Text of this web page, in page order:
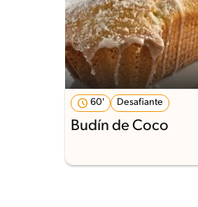
60' Desafiante
Budín de Coco